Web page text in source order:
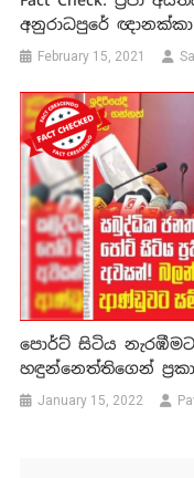
අනුරාධපුරේ
February 15, 2021
පොර්ට් සිටිය
හඳුන්නෙත්තිගෙන්
January 15, 2022